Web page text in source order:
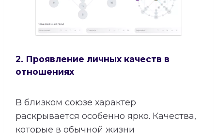
2. Проявление личных качеств в
отношениях
В близком союзе характер
раскрывается особенно ярко. Качества,
которые в обычной жизни